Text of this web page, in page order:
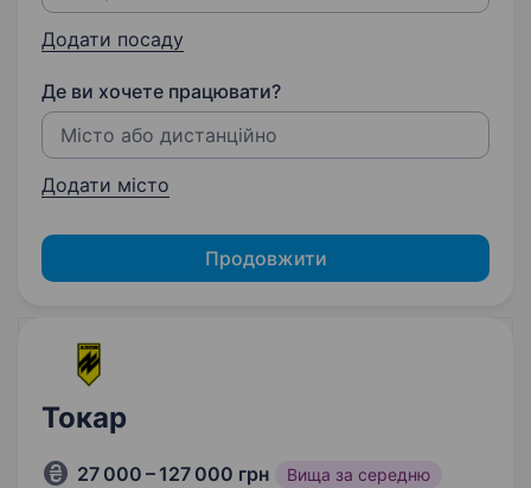
Додати посаду
Де ви хочете працювати?
Додати місто
Продовжити
Токар
27 000 – 127 000 грн Вища за середню